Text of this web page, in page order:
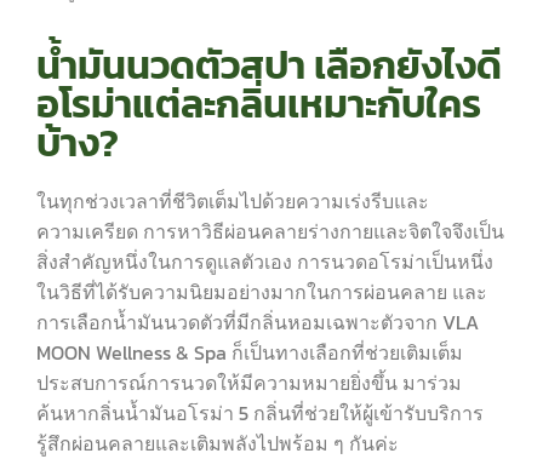
น้ำมันนวดตัวสปา เลือกยังไงดี
อโรม่าแต่ละกลิ่นเหมาะกับใคร
บ้าง?
ในทุกช่วงเวลาที่ชีวิตเต็มไปด้วยความเร่งรีบและ
ความเครียด การหาวิธีผ่อนคลายร่างกายและจิตใจจึงเป็น
สิ่งสำคัญหนึ่งในการดูแลตัวเอง การนวดอโรม่าเป็นหนึ่ง
ในวิธีที่ได้รับความนิยมอย่างมากในการผ่อนคลาย และ
การเลือกน้ำมันนวดตัวที่มีกลิ่นหอมเฉพาะตัวจาก VLA
MOON Wellness & Spa ก็เป็นทางเลือกที่ช่วยเติมเต็ม
ประสบการณ์การนวดให้มีความหมายยิ่งขึ้น มาร่วม
ค้นหากลิ่นน้ำมันอโรม่า 5 กลิ่นที่ช่วยให้ผู้เข้ารับบริการ
รู้สึกผ่อนคลายและเติมพลังไปพร้อม ๆ กันค่ะ